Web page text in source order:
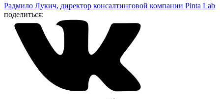
Радмило Лукич, директор консалтинговой компании Pinta Lab
поделиться: